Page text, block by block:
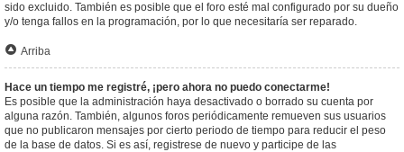
sido excluido. También es posible que el foro esté mal configurado por su dueño
y/o tenga fallos en la programación, por lo que necesitaría ser reparado.
Arriba
Hace un tiempo me registré, ¡pero ahora no puedo conectarme!
Es posible que la administración haya desactivado o borrado su cuenta por
alguna razón. También, algunos foros periódicamente remueven sus usuarios
que no publicaron mensajes por cierto periodo de tiempo para reducir el peso
de la base de datos. Si es así, registrese de nuevo y participe de las